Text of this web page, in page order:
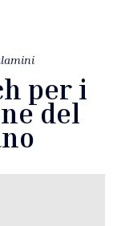
per i
del